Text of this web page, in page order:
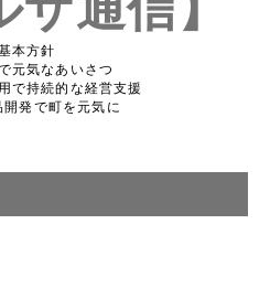
本方針
元気なあいさつ
で持続的な経営支援
開発で町を元気に